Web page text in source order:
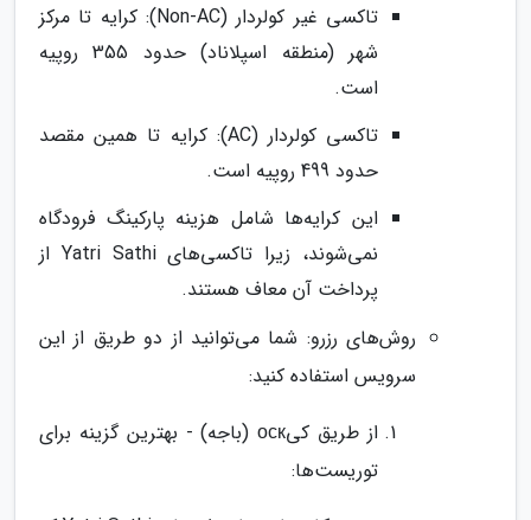
تاکسی غیر کولردار (Non-AC): کرایه تا مرکز
شهر (منطقه اسپلاناد) حدود 355 روپیه
است.
تاکسی کولردار (AC): کرایه تا همین مقصد
حدود 499 روپیه است.
این کرایه‌ها شامل هزینه پارکینگ فرودگاه
نمی‌شوند، زیرا تاکسی‌های Yatri Sathi از
پرداخت آن معاف هستند.
روش‌های رزرو: شما می‌توانید از دو طریق از این
سرویس استفاده کنید:
از طریق کیоск (باجه) - بهترین گزینه برای
توریست‌ها: